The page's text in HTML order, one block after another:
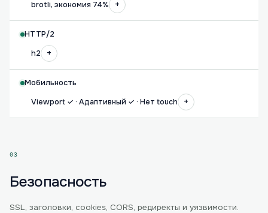
brotli, экономия 74%
+
HTTP/2
h2
+
Мобильность
Viewport ✓ · Адаптивный ✓ · Нет touch
+
03
Безопасность
SSL, заголовки, cookies, CORS, редиректы и уязвимости.